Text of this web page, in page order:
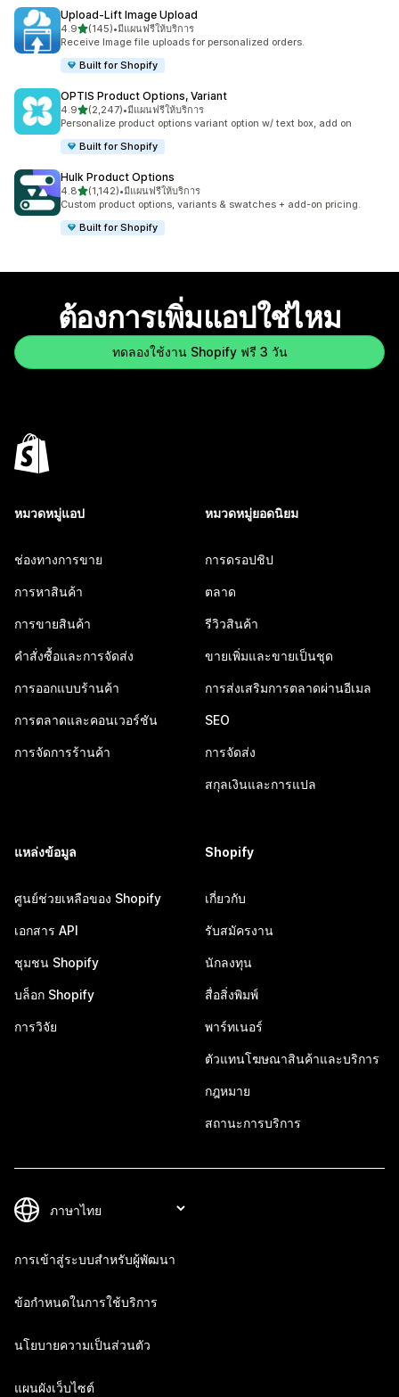
Upload‑Lift Image Upload
4.9เต็ม 5 ดาว
(145)
ทั้งหมด 145 รีวิว
•มีแผนฟรีให้บริการ
Receive Image file uploads for personalized orders.
Built for Shopify
OPTIS Product Options, Variant
4.9เต็ม 5 ดาว
(2,247)
ทั้งหมด 2247 รีวิว
•มีแผนฟรีให้บริการ
Personalize product options variant option w/ text box, add on
Built for Shopify
Hulk Product Options
4.8เต็ม 5 ดาว
(1,142)
ทั้งหมด 1142 รีวิว
•มีแผนฟรีให้บริการ
Custom product options, variants & swatches + add-on pricing.
Built for Shopify
ต้องการเพิ่มแอปใช่ไหม
ทดลองใช้งาน Shopify ฟรี 3 วัน
หมวดหมู่แอป
ช่องทางการขาย
การหาสินค้า
การขายสินค้า
คำสั่งซื้อและการจัดส่ง
การออกแบบร้านค้า
การตลาดและคอนเวอร์ชัน
การจัดการร้านค้า
หมวดหมู่ยอดนิยม
การดรอปชิป
ตลาด
รีวิวสินค้า
ขายเพิ่มและขายเป็นชุด
การส่งเสริมการตลาดผ่านอีเมล
SEO
การจัดส่ง
สกุลเงินและการแปล
แหล่งข้อมูล
ศูนย์ช่วยเหลือของ Shopify
เอกสาร API
ชุมชน Shopify
บล็อก Shopify
การวิจัย
Shopify
เกี่ยวกับ
รับสมัครงาน
นักลงทุน
สื่อสิ่งพิมพ์
พาร์ทเนอร์
ตัวแทนโฆษณาสินค้าและบริการ
กฎหมาย
สถานะการบริการ
การเข้าสู่ระบบสำหรับผู้พัฒนา
ข้อกำหนดในการใช้บริการ
นโยบายความเป็นส่วนตัว
แผนผังเว็บไซต์